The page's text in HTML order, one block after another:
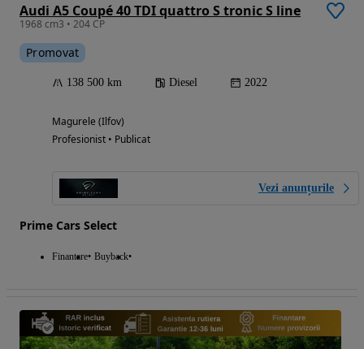
Audi A5 Coupé 40 TDI quattro S tronic S line
1968 cm3 • 204 CP
Promovat
138 500 km Diesel 2022
Magurele (Ilfov)
Profesionist • Publicat
Vezi anunțurile
Prime Cars Select
Finantare Buyback